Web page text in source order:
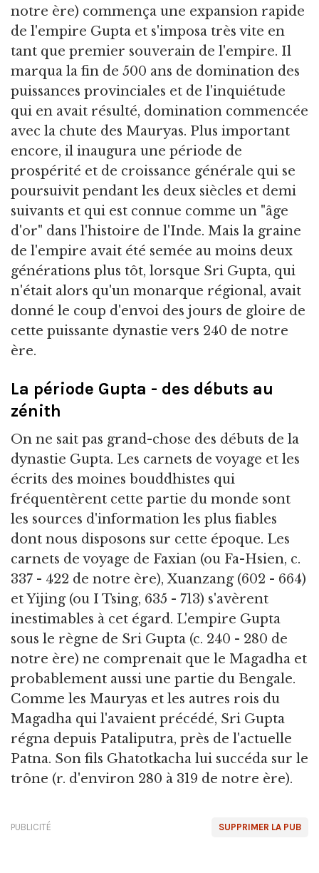
notre ère) commença une expansion rapide
de l'empire Gupta et s'imposa très vite en
tant que premier souverain de l'empire. Il
marqua la fin de 500 ans de domination des
puissances provinciales et de l'inquiétude
qui en avait résulté, domination commencée
avec la chute des Mauryas. Plus important
encore, il inaugura une période de
prospérité et de croissance générale qui se
poursuivit pendant les deux siècles et demi
suivants et qui est connue comme un "âge
d'or" dans l'histoire de l'Inde. Mais la graine
de l'empire avait été semée au moins deux
générations plus tôt, lorsque Sri Gupta, qui
n'était alors qu'un monarque régional, avait
donné le coup d'envoi des jours de gloire de
cette puissante dynastie vers 240 de notre
ère.
La période Gupta - des débuts au
zénith
On ne sait pas grand-chose des débuts de la
dynastie Gupta. Les carnets de voyage et les
écrits des moines bouddhistes qui
fréquentèrent cette partie du monde sont
les sources d'information les plus fiables
dont nous disposons sur cette époque. Les
carnets de voyage de Faxian (ou Fa-Hsien, c.
337 - 422 de notre ère), Xuanzang (602 - 664)
et Yijing (ou I Tsing, 635 - 713) s'avèrent
inestimables à cet égard. L'empire Gupta
sous le règne de Sri Gupta (c. 240 - 280 de
notre ère) ne comprenait que le Magadha et
probablement aussi une partie du Bengale.
Comme les Mauryas et les autres rois du
Magadha qui l'avaient précédé, Sri Gupta
régna depuis Pataliputra, près de l'actuelle
Patna. Son fils Ghatotkacha lui succéda sur le
trône (r. d'environ 280 à 319 de notre ère).
SUPPRIMER LA PUB
PUBLICITÉ